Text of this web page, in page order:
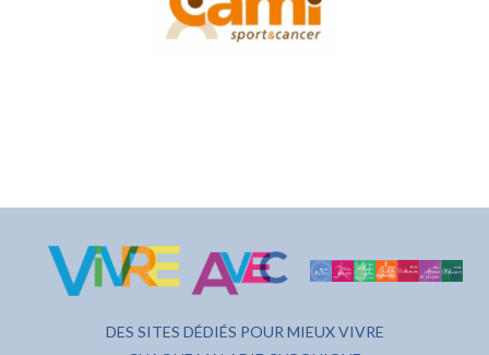
DES SITES DÉDIÉS POUR MIEUX VIVRE